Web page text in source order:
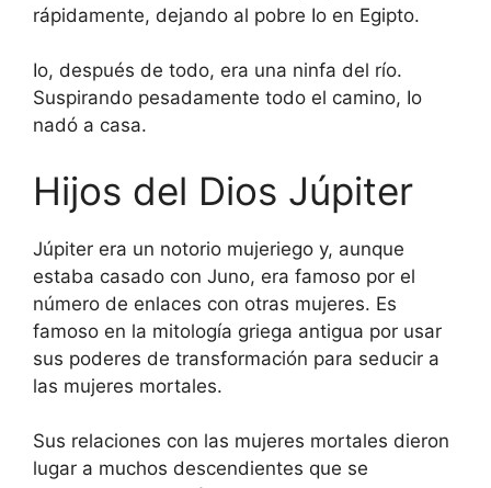
rápidamente, dejando al pobre Io en Egipto.
Io, después de todo, era una ninfa del río.
Suspirando pesadamente todo el camino, Io
nadó a casa.
Hijos del Dios Júpiter
Júpiter era un notorio mujeriego y, aunque
estaba casado con Juno, era famoso por el
número de enlaces con otras mujeres. Es
famoso en la mitología griega antigua por usar
sus poderes de transformación para seducir a
las mujeres mortales.
Sus relaciones con las mujeres mortales dieron
lugar a muchos descendientes que se